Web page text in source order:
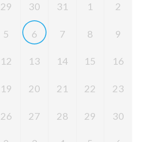
29 30 31 1 2
5 6 7 8 9
12 13 14 15 16
19 20 21 22 23
26 27 28 29 30